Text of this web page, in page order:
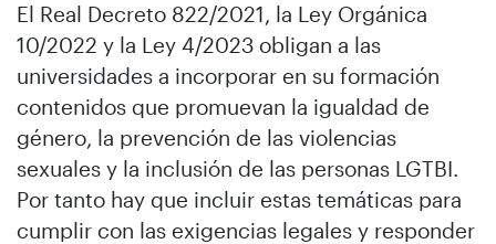
El Real Decreto 822/2021, la Ley Orgánica
10/2022 y la Ley 4/2023 obligan a las
universidades a incorporar en su formación
contenidos que promuevan la igualdad de
género, la prevención de las violencias
sexuales y la inclusión de las personas LGTBI.
Por tanto hay que incluir estas temáticas para
cumplir con las exigencias legales y responder